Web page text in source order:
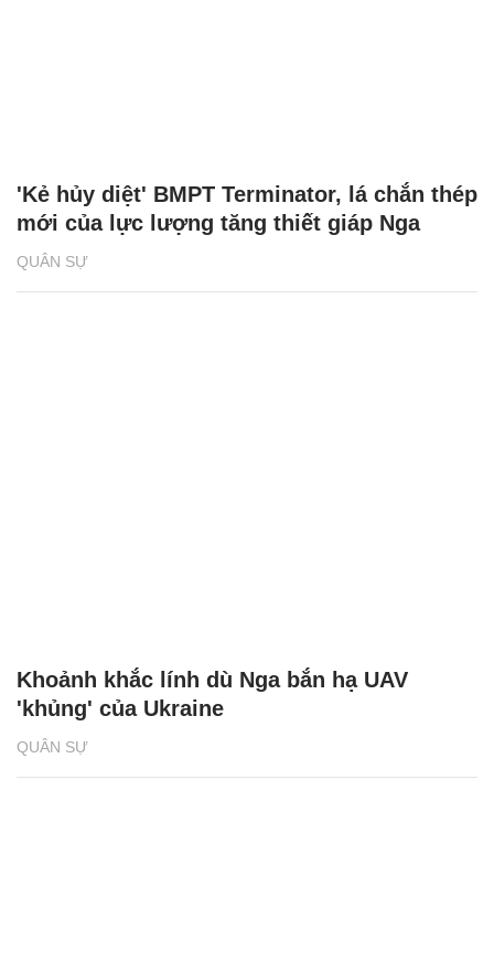
QUÂN SỰ
'Kẻ hủy diệt' BMPT Terminator, lá chắn thép
mới của lực lượng tăng thiết giáp Nga
QUÂN SỰ
Khoảnh khắc lính dù Nga bắn hạ UAV
'khủng' của Ukraine